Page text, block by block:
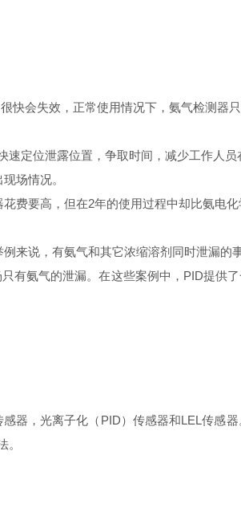
会失效，正常使用情况下，氨气检测器只
定位泄露位置，争取时间，减少工作人员
场情况。
费要高，但在2年的使用过程中却比氨电
来说，有氨气和其它浓缩溶剂同时泄漏
有氨气的泄漏。在这些案例中，PID提供
器，光离子化（PID）传感器和LEL传感